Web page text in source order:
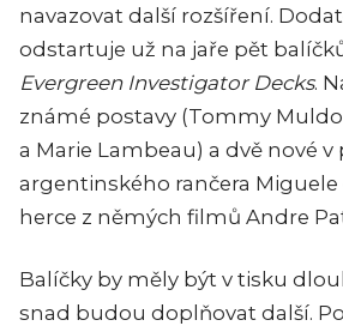
navazovat další rozšíření.
odstartuje už na jaře pět
Evergreen Investigator Decks.
známé postavy (Tommy
a Marie Lambeau) a dvě nové
argentinského rančera Miguele
herce z němých filmů Andre
Balíčky by měly být v tisku
snad budou doplňovat další.